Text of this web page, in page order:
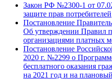
Закон РФ №2300-1 от
защите прав потребителей
Постановление
Об утверждении Правил
организациями платных
Постановление
2020 г. №2299 о
бесплатного оказания
на 2021 год и на